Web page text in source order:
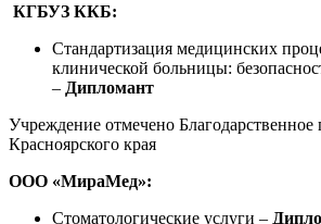
КГБУЗ ККБ:
Стандартизация медицинских
клинической больницы:
– Дипломант
Учреждение отмечено Благодарственное
Красноярского края
ООО «МираМед»:
Стоматологические услуги –